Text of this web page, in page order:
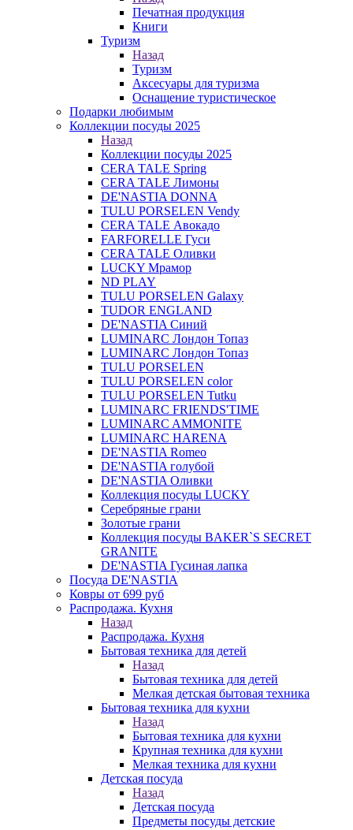
Печатная продукция
Книги
Туризм
Назад
Туризм
Аксесуары для туризма
Оснащение туристическое
Подарки любимым
Коллекции посуды 2025
Назад
Коллекции посуды 2025
CERA TALE Spring
CERA TALE Лимоны
DE'NASTIA DONNA
TULU PORSELEN Vendy
CERA TALE Авокадо
FARFORELLE Гуси
CERA TALE Оливки
LUCKY Мрамор
ND PLAY
TULU PORSELEN Galaxy
TUDOR ENGLAND
DE'NASTIA Синий
LUMINARC Лондон Топаз
LUMINARC Лондон Топаз
TULU PORSELEN
TULU PORSELEN color
TULU PORSELEN Tutku
LUMINARC FRIENDS'TIME
LUMINARC AMMONITE
LUMINARC HARENA
DE'NASTIA Romeo
DE'NASTIA голубой
DE'NASTIA Оливки
Коллекция посуды LUCKY
Серебряные грани
Золотые грани
Коллекция посуды BAKER`S SECRET
GRANITE
DE'NASTIA Гусиная лапка
Посуда DE'NASTIA
Ковры от 699 руб
Распродажа. Кухня
Назад
Распродажа. Кухня
Бытовая техника для детей
Назад
Бытовая техника для детей
Мелкая детская бытовая техника
Бытовая техника для кухни
Назад
Бытовая техника для кухни
Крупная техника для кухни
Мелкая техника для кухни
Детская посуда
Назад
Детская посуда
Предметы посуды детские